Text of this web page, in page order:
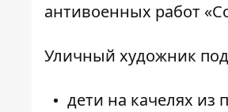
антивоенных работ
Уличный художник
дети на качелях из